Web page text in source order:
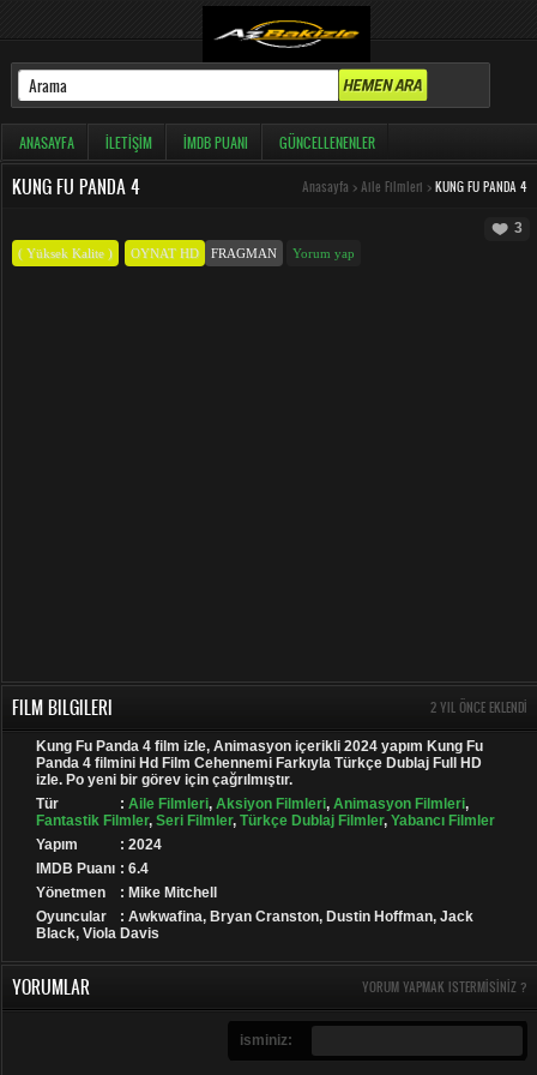
ANASAYFA İLETIŞIM İMDB PUANI GÜNCELLENENLER
KUNG FU PANDA 4 Anasayfa > Aile Filmleri > KUNG FU PANDA 4
3
( Yüksek Kalite ) OYNAT HD FRAGMAN Yorum yap
FILM BILGILERI 2 YIL ÖNCE EKLENDI
Kung Fu Panda 4 film izle, Animasyon içerikli 2024 yapım Kung Fu
Panda 4 filmini Hd Film Cehennemi Farkıyla Türkçe Dublaj Full HD
izle. Po yeni bir görev için çağrılmıştır.
Tür
: Aile Filmleri, Aksiyon Filmleri, Animasyon Filmleri,
Fantastik Filmler, Seri Filmler, Türkçe Dublaj Filmler, Yabancı Filmler
Yapım
: 2024
IMDB Puanı : 6.4
Yönetmen
: Mike Mitchell
Oyuncular
: Awkwafina, Bryan Cranston, Dustin Hoffman, Jack
Black, Viola Davis
YORUMLAR YORUM YAPMAK ISTERMISINIZ ?
isminiz: